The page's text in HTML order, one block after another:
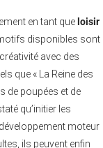
en tant que loisir
disponibles sont
avec des
que « La Reine des
de poupées et de
qu’initier les
moteur
ils peuvent enfin